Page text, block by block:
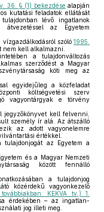
36. § (1) bekezdése alapján
kutatási feladatok ellátását
lévő ingatlanok
átvezetéssel az Egyetem
szóló 1995.
nem kell alkalmazni.
a tulajdonváltozás
szerződést a Magyar
köti meg az
egyidejűleg a közfeladat
költségvetési szerv
vagyontárgyak e törvény
jegyzőkönyvet kell felvenni,
személy ír alá. Az átszálló
az adott vagyonelemre
értékkel.
tulajdonjogát az Egyetem a
és a Magyar Nemzeti
között fennálló
a tulajdonjog
közérdekű vagyonkezelő
KEKVA tv.) 1.
érdekében – az ingatlan-
jog illeti meg.